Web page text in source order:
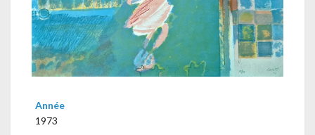
Année
1973